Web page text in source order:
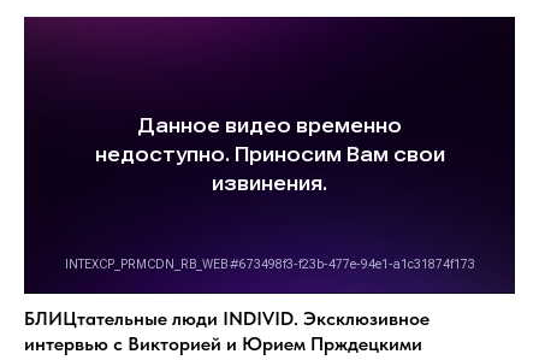
БЛИЦтательные люди INDIVID. Эксклюзивное
интервью с Викторией и Юрием Прждецкими